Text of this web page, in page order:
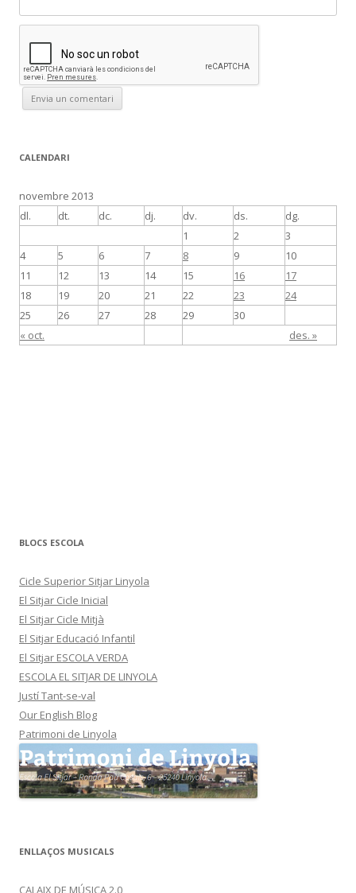
CALENDARI
novembre 2013
dl.
dt. dc. dj. dv. ds. dg.
« oct. des. »
1 2
3
4
5 6 7 8 9
10
11
12 13 14 15 16
17
18
19 20 21 22 23
24
25
26 27 28 29 30
BLOCS ESCOLA
Cicle Superior Sitjar Linyola
El Sitjar Cicle Inicial
El Sitjar Cicle Mitjà
El Sitjar Educació Infantil
El Sitjar ESCOLA VERDA
ESCOLA EL SITJAR DE LINYOLA
Justí Tant-se-val
Our English Blog
Patrimoni de Linyola
ENLLAÇOS MUSICALS
CALAIX DE MÚSICA 2.0